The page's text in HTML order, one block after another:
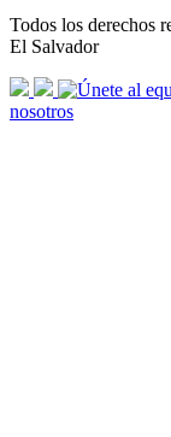
Todos los derechos
El Salvador
scroll
arrow
nosotros